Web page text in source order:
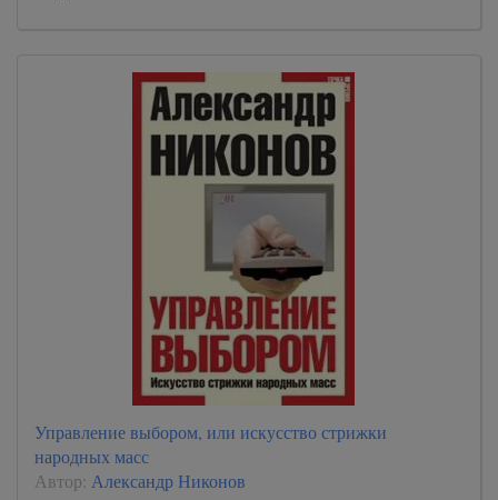
Управление выбором, или искусство стрижки
народных масс
Автор: Александр Никонов